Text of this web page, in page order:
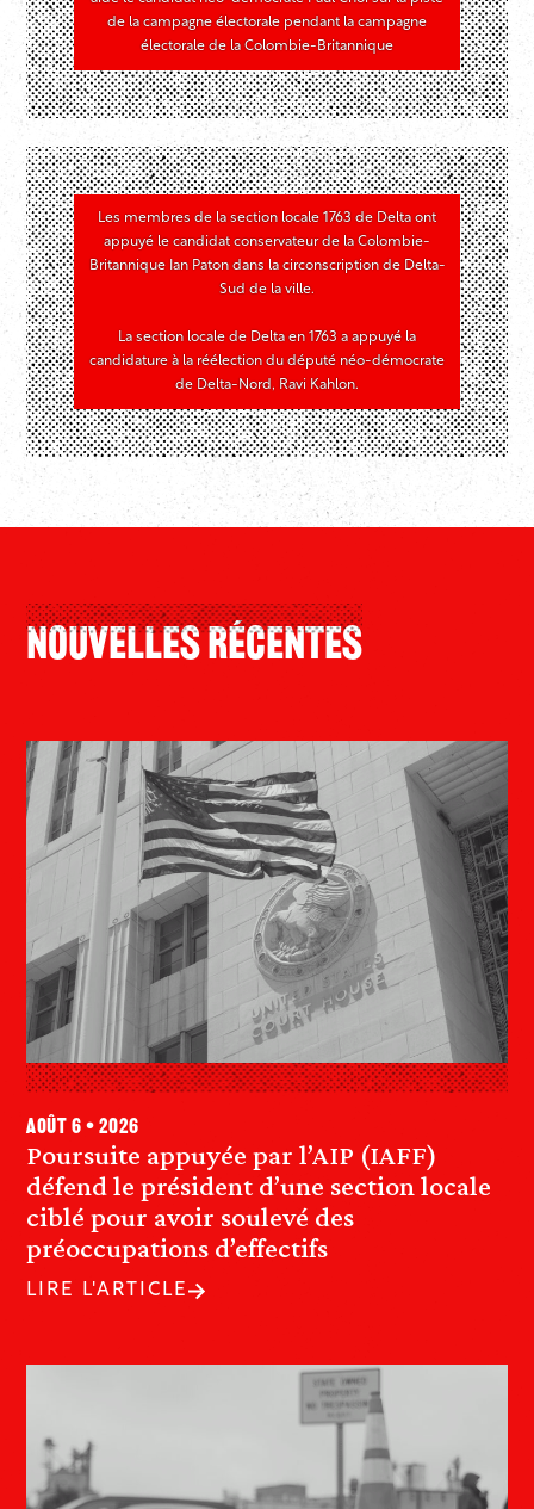
de la campagne électorale pendant la campagne
électorale de la Colombie-Britannique
Les membres de la section locale 1763 de Delta ont
appuyé le candidat conservateur de la Colombie-
Britannique Ian Paton dans la circonscription de Delta-
Sud de la ville.
La section locale de Delta en 1763 a appuyé la
candidature à la réélection du député néo-démocrate
de Delta-Nord, Ravi Kahlon.
Nouvelles Récentes
Poursuite appuyée par l’AIP (IAFF)
défend le président d’une section locale
ciblé pour avoir soulevé des
préoccupations d’effectifs
août 6 • 2026
LIRE L'ARTICLE